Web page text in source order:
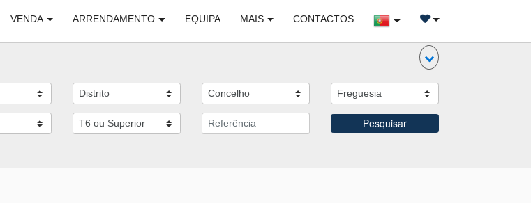
VENDA ARRENDAMENTO EQUIPA MAIS CONTACTOS
Pesquisar